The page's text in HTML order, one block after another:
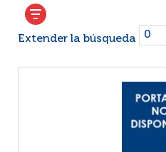
Extender la búsqueda